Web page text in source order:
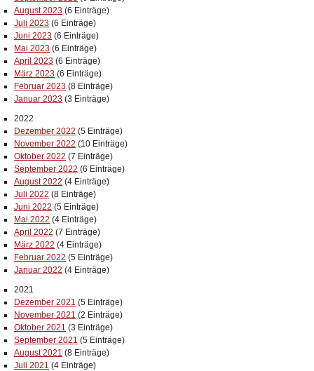
August 2023 (6 Einträge)
Juli 2023 (6 Einträge)
Juni 2023 (6 Einträge)
Mai 2023 (6 Einträge)
April 2023 (6 Einträge)
März 2023 (6 Einträge)
Februar 2023 (8 Einträge)
Januar 2023 (3 Einträge)
2022
Dezember 2022 (5 Einträge)
November 2022 (10 Einträge)
Oktober 2022 (7 Einträge)
September 2022 (6 Einträge)
August 2022 (4 Einträge)
Juli 2022 (8 Einträge)
Juni 2022 (5 Einträge)
Mai 2022 (4 Einträge)
April 2022 (7 Einträge)
März 2022 (4 Einträge)
Februar 2022 (5 Einträge)
Januar 2022 (4 Einträge)
2021
Dezember 2021 (5 Einträge)
November 2021 (2 Einträge)
Oktober 2021 (3 Einträge)
September 2021 (5 Einträge)
August 2021 (8 Einträge)
Juli 2021 (4 Einträge)